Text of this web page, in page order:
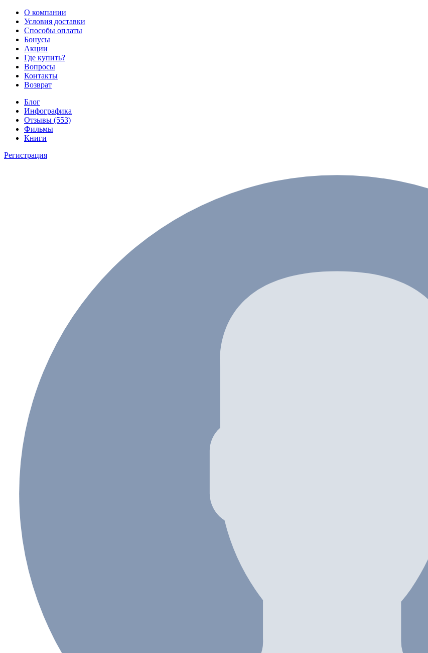
О компании
Условия доставки
Способы оплаты
Бонусы
Акции
Где купить?
Вопросы
Контакты
Возврат
Блог
Инфографика
Отзывы (553)
Фильмы
Книги
Регистрация